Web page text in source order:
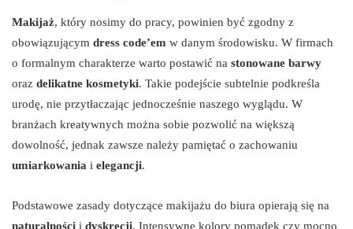
Makijaż, który nosimy do pracy, powinien być zgodny z
obowiązującym dress code’em w danym środowisku. W firmach
o formalnym charakterze warto postawić na stonowane barwy
oraz delikatne kosmetyki. Takie podejście subtelnie podkreśla
urodę, nie przytłaczając jednocześnie naszego wyglądu. W
branżach kreatywnych można sobie pozwolić na większą
dowolność, jednak zawsze należy pamiętać o zachowaniu
umiarkowania i elegancji.
Podstawowe zasady dotyczące makijażu do biura opierają się na
naturalności i dyskrecji. Intensywne kolory pomadek czy mocno